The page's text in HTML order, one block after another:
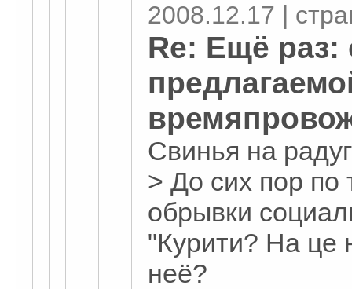
2008.12.17 |
Re: Ещё раз:
Свинья на
> До сих пор по
обрывки
"Курити? На це
неё?